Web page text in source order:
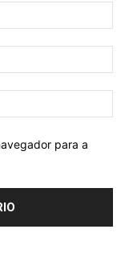
para a